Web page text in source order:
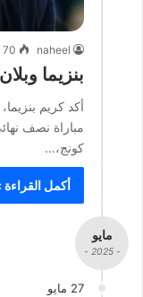
naheel
70
بنزيما
أكد كريم
مباراة نصف
كونج،…
أكمل القراءة
مايو
- 2025 -
27 مايو